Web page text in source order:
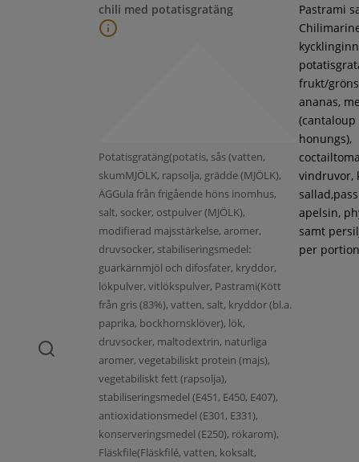
chili med potatisgratäng
Potatisgratäng(potatis, sås (vatten,
skumMJÖLK, rapsolja, grädde (MJÖLK),
ÄGGula från frigående höns inomhus,
salt, socker, ostpulver (MJÖLK),
modifierad majsstärkelse, aromer,
druvsocker, stabiliseringsmedel:
guarkärnmjöl och difosfater, kryddor,
lökpulver, vitlökspulver, Pastrami(Kött
från gris (83%), vatten, salt, kryddor (bl.a.
paprika, bockhornsklöver), lök,
druvsocker, maltodextrin, naturliga
aromer, vegetabiliskt protein (majs),
vegetabiliskt fett (rapsolja),
stabiliseringsmedel (E451, E450, E407),
antioxidationsmedel (E301, E331),
konserveringsmedel (E250), rökarom),
Fläskfile(Fläskfilé, vatten, koksalt,
Pastrami
frukt/
ananas,
(cantaloup
honungs),
vindruvor,
apelsin,
samt
per